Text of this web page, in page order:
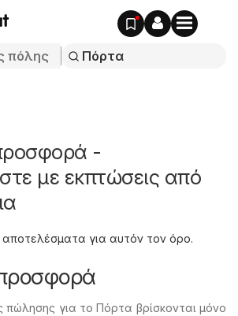
-
με εκπτώσεις από
για αυτόν τον όρο.
πώλησης για το Πόρτα βρίσκονται μόνο